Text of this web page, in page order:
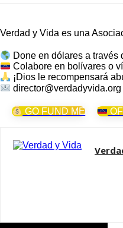
Verdad y Vida es una
Done en dólares a través
Colabore en bolívares o
¡Dios le recompensará
director@verdadyvida.org
GO FUND ME